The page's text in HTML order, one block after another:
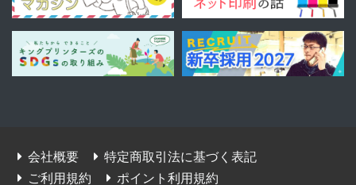
会社概要
特定商取引法に基づく表記
ご利用規約
ポイント利用規約